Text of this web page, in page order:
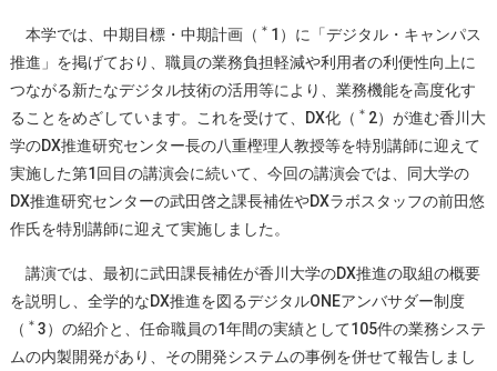
本学では、中期目標・中期計画（ ＊ 1）に「デジタル・キャンパス
推進」を掲げており、職員の業務負担軽減や利用者の利便性向上に
つながる新たなデジタル技術の活用等により、業務機能を高度化す
ることをめざしています。これを受けて、DX化（ ＊ 2）が進む香川大
学のDX推進研究センター長の八重樫理人教授等を特別講師に迎えて
実施した第1回目の講演会に続いて、今回の講演会では、同大学の
DX推進研究センターの武田啓之課長補佐やDXラボスタッフの前田悠
作氏を特別講師に迎えて実施しました。
講演では、最初に武田課長補佐が香川大学のDX推進の取組の概要
を説明し、全学的なDX推進を図るデジタルONEアンバサダー制度
（ ＊ 3）の紹介と、任命職員の1年間の実績として105件の業務システ
ムの内製開発があり、その開発システムの事例を併せて報告しまし